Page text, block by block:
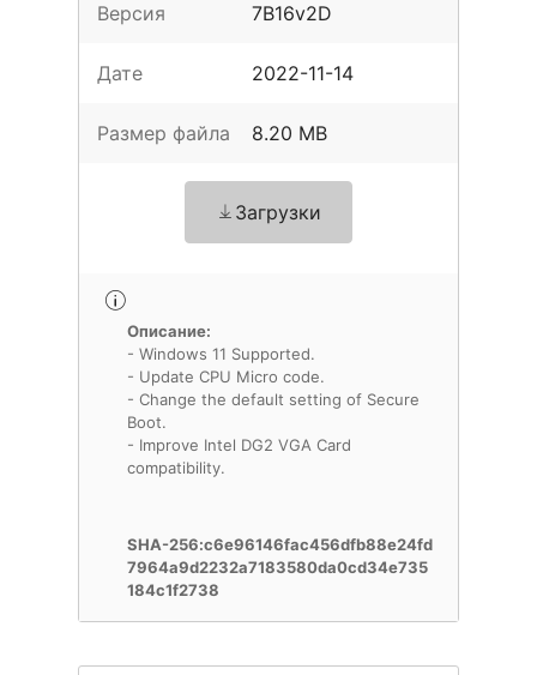
Версия 7B16v2D
Дате 2022-11-14
Размер файла 8.20 MB
Загрузки
Описание:
- Windows 11 Supported.
- Update CPU Micro code.
- Change the default setting of Secure
Boot.
- Improve Intel DG2 VGA Card
compatibility.
SHA-256:c6e96146fac456dfb88e24fd
7964a9d2232a7183580da0cd34e735
184c1f2738